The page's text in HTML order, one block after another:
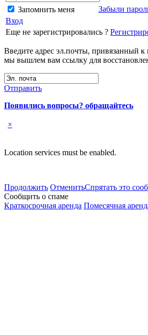
Запомнить меня
Забыли
Вход
Еще не зарегистрировались ?
Введите адрес эл.почты, привязанный к
мы вышлем вам ссылку для
Отправить
Появились вопросы? обращайтесь
×
Location services must be enabled.
Продолжить ОтменитьСпрятать это
Сообщить о спаме
Краткосрочная аренда Помесячная